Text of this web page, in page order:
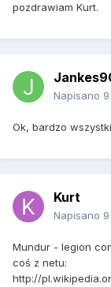
pozdrawiam Kurt.
Napisano
Ok, bardzo
Kurt
Napisano
Mundur - legion
coś z netu:
http://